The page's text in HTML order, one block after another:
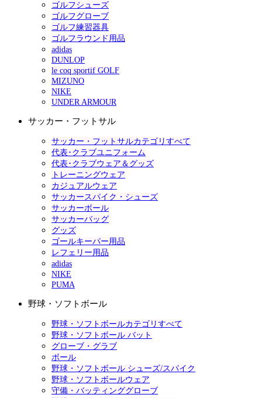
ゴルフシューズ
ゴルフグローブ
ゴルフ練習器具
ゴルフラウンド用品
adidas
DUNLOP
le coq sportif GOLF
MIZUNO
NIKE
UNDER ARMOUR
サッカー・フットサル
サッカー・フットサルカテゴリすべて
代表･クラブユニフォーム
代表･クラブウェア＆グッズ
トレーニングウェア
カジュアルウェア
サッカースパイク・シューズ
サッカーボール
サッカーバッグ
グッズ
ゴールキーパー用品
レフェリー用品
adidas
NIKE
PUMA
野球・ソフトボール
野球・ソフトボールカテゴリすべて
野球・ソフトボール バット
グローブ・グラブ
ボール
野球・ソフトボール シューズ/スパイク
野球・ソフトボールウェア
守備・バッティンググローブ